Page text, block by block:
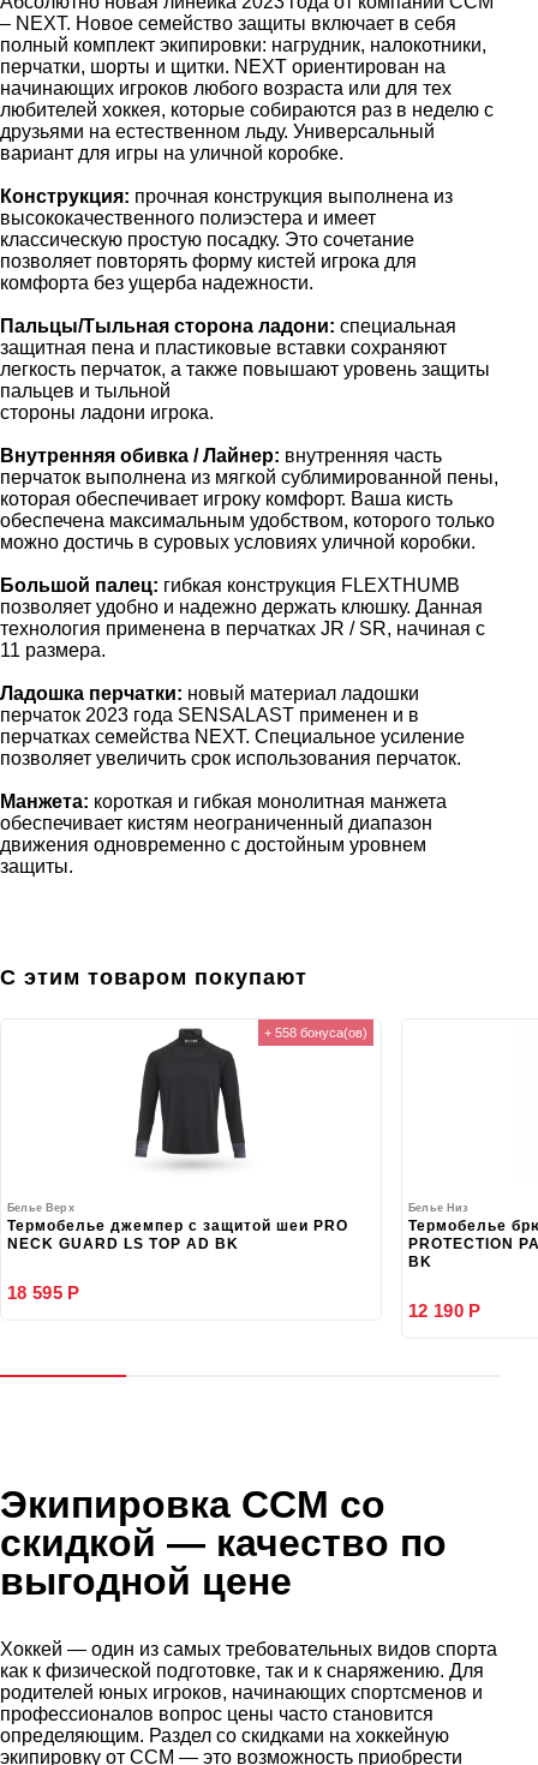
– NEXT. Новое семейство защиты включает в себя
полный комплект экипировки: нагрудник, налокотники,
перчатки, шорты и щитки. NEXT ориентирован на
начинающих игроков любого возраста или для тех
любителей хоккея, которые собираются раз в неделю с
друзьями на естественном льду. Универсальный
вариант для игры на уличной коробке.
Конструкция: прочная конструкция выполнена из
высококачественного полиэстера и имеет
классическую простую посадку. Это сочетание
позволяет повторять форму кистей игрока для
комфорта без ущерба надежности.
Пальцы/Тыльная сторона ладони: специальная
защитная пена и пластиковые вставки сохраняют
легкость перчаток, а также повышают уровень защиты
пальцев и тыльной
стороны ладони игрока.
Внутренняя обивка / Лайнер: внутренняя часть
перчаток выполнена из мягкой сублимированной пены,
которая обеспечивает игроку комфорт. Ваша кисть
обеспечена максимальным удобством, которого только
можно достичь в суровых условиях уличной коробки.
Большой палец: гибкая конструкция FLEXTHUMB
позволяет удобно и надежно держать клюшку. Данная
технология применена в перчатках JR / SR, начиная с
11 размера.
Ладошка перчатки: новый материал ладошки
перчаток 2023 года SENSALAST применен и в
перчатках семейства NEXT. Специальное усиление
позволяет увеличить срок использования перчаток.
Манжета: короткая и гибкая монолитная манжета
обеспечивает кистям неограниченный диапазон
движения одновременно с достойным уровнем
защиты.
С этим товаром покупают
+ 558 бонуса(ов)
Белье Верх
Термобелье джемпер с защитой шеи PRO
NECK GUARD LS TOP AD BK
18 595 Р
Белье Низ
Термобелье
PROTECTION
BK
12 190 Р
Экипировка CCM со
скидкой — качество по
выгодной цене
Хоккей — один из самых требовательных видов спорта
как к физической подготовке, так и к снаряжению. Для
родителей юных игроков, начинающих спортсменов и
профессионалов вопрос цены часто становится
определяющим. Раздел со скидками на хоккейную
экипировку от CCM — это возможность приобрести